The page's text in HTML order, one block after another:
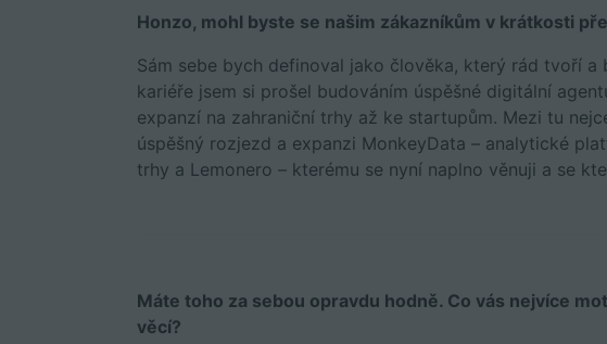
Honzo, mohl byste se našim zákazníkům v krátkosti
Sám sebe bych definoval jako člověka, který rád tvoří a
kariéře jsem si prošel budováním úspěšné digitální
expanzí na zahraniční trhy až ke startupům. Mezi tu
úspěšný rozjezd a expanzi MonkeyData – analytické
trhy a Lemonero – kterému se nyní naplno věnuji a se
Máte toho za sebou opravdu hodně. Co vás nejvíce
věcí?